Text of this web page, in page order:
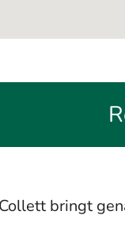
bringt